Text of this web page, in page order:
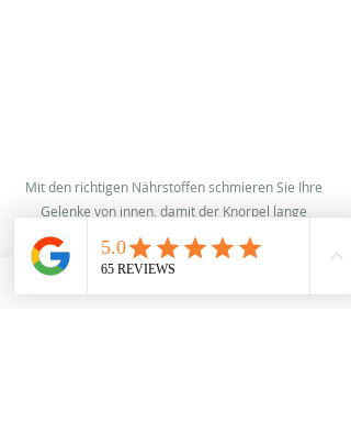
Mit den richtigen Nährstoffen schmieren Sie Ihre
Gelenke von innen, damit der Knorpel lange
belastbar bleibt.
Arthrose-Ursache 3: Schadstoffe